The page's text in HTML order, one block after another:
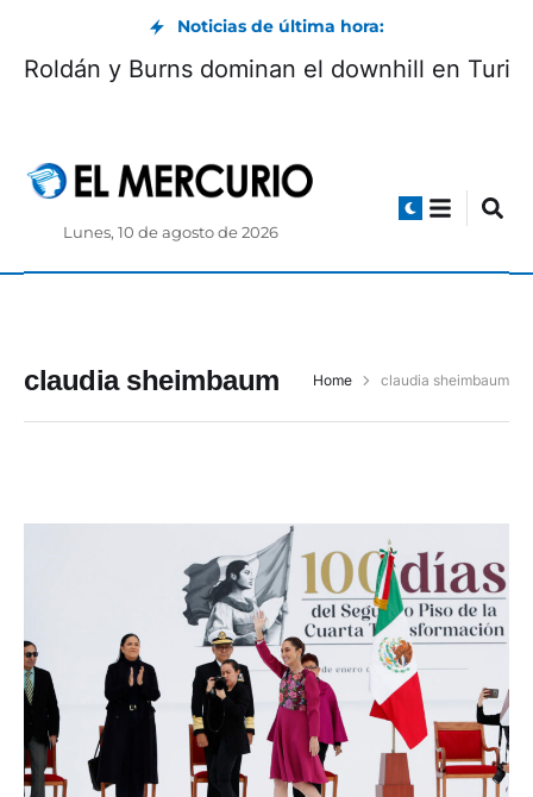
Noticias de última hora:
Roldán y Burns dominan el downhill en Turi
Lunes, 10 de agosto de 2026
claudia sheimbaum Home claudia sheimbaum